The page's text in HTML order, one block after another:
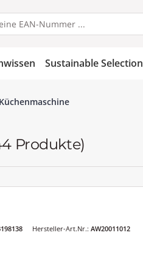
Sustainable Selection
Produkte)
Hersteller-Art.Nr.: AW20011012